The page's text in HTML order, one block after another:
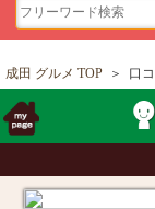
成田 グルメ TOP ＞ 口